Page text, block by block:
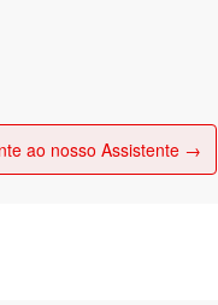
ao nosso Assistente →